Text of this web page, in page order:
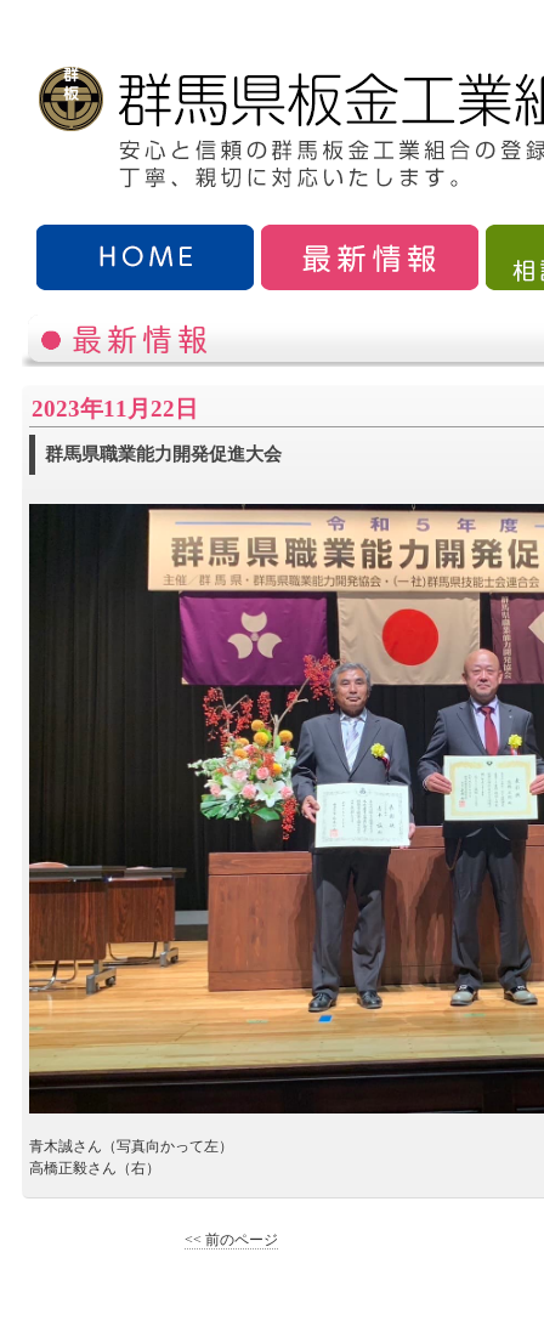
2023年11月22日
群馬県職業能力開発促進大会
青木誠さん （写真向かって左）
高橋正毅さん （右）
<< 前のページ